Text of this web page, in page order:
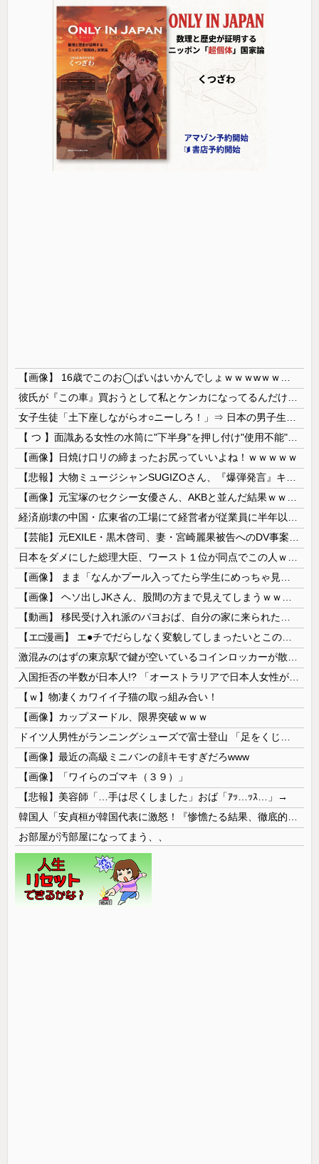
【画像】日焼け口リの締まったお尻っていいよね！ｗｗｗｗｗ
【ｗ】物凄くカワイイ子猫の取っ組み合い！
【画像】カップヌードル、限界突破ｗｗｗ
【画像】最近の高級ミニバンの顔キモすぎだろwww
【画像】「ワイらのゴマキ（３９）」
【悲報】美容師「…手は尽くしました」おば「ｱｯ…ｯｽ…」→
お部屋が汚部屋になってまう、、